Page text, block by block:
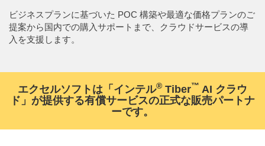
ビジネスプランに基づいた POC 構築や最適な価格プランのご
提案から国内での購入サポートまで、クラウドサービスの導
入を支援します。
エクセルソフトは「インテル® Tiber™ AI クラウ
ド」が提供する有償サービスの正式な販売パートナ
ーです。